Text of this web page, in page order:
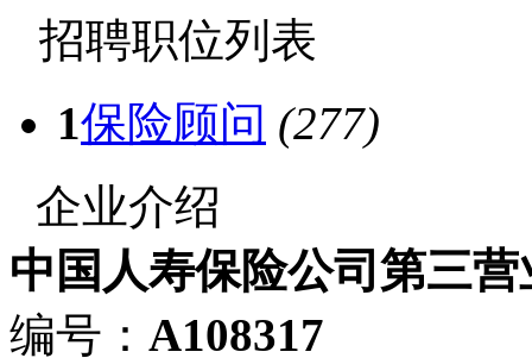
招聘职位列表
1保险顾问 (277)
企业介绍
中国人寿保险公司第三营
编号： A108317